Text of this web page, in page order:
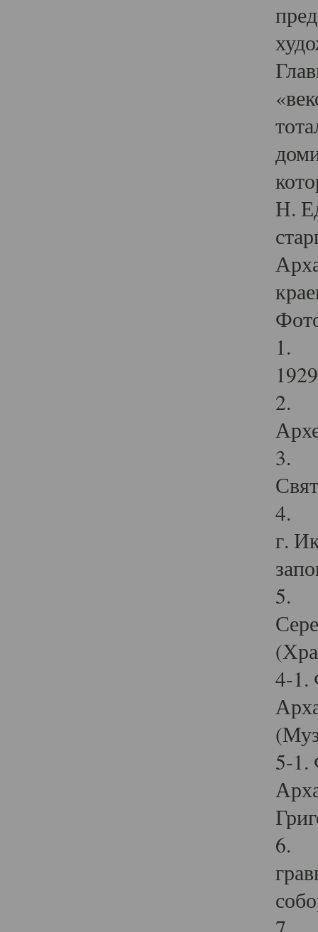
Н.
1.
2.
3.
4.
г.
5.
4-1.
5-1.
6.